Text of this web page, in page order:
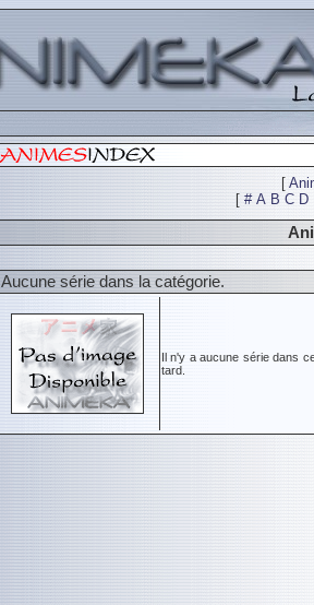
[
[ # A B C D
Aucune série dans la catégorie.
Il n'y a aucune série dans
tard.